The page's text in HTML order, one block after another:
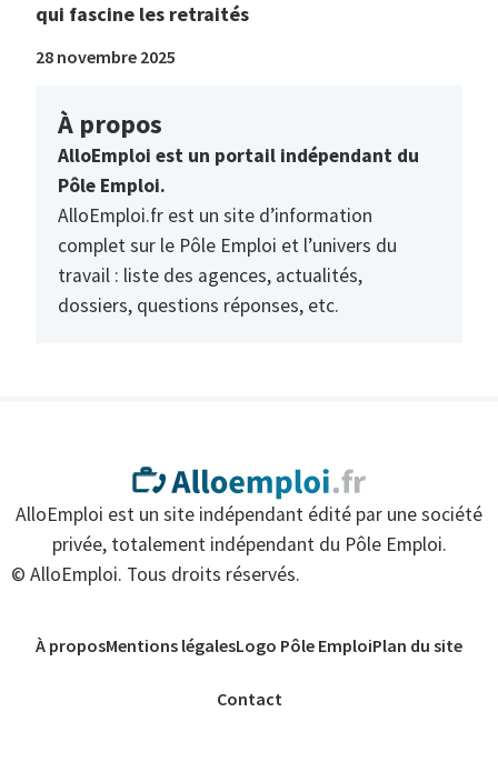
qui fascine les retraités
28 novembre 2025
À propos
AlloEmploi est un portail indépendant du
Pôle Emploi.
AlloEmploi.fr est un site d’information
complet sur le Pôle Emploi et l’univers du
travail : liste des agences, actualités,
dossiers, questions réponses, etc.
AlloEmploi est un site indépendant édité par une société
privée, totalement indépendant du Pôle Emploi.
© AlloEmploi. Tous droits réservés.
À proposMentions légalesLogo Pôle EmploiPlan du site
Contact